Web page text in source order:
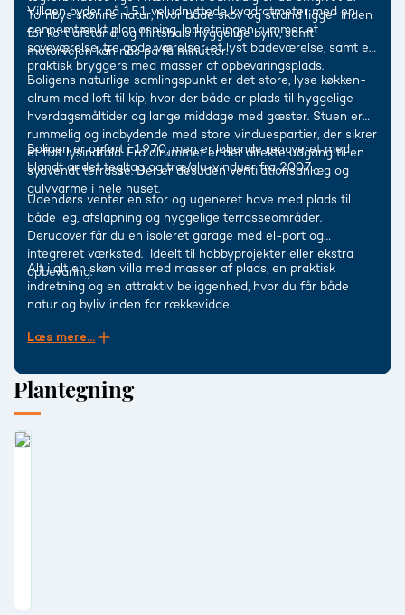
Tornbys skønne natur, hvor både skov og strand ligger inden
for kort afstand, og Hirtshals hyggelige byliv, samt
motorvejen kan nås på få minutter.
Villaen byder på 151 veludnyttede kvadratmeter med en
gennemtænkt planløsning. Indretningen rummer et
soveværelse, tre gode værelser, et lyst badeværelse, samt et
praktisk bryggers med masser af opbevaringsplads.
Boligens naturlige samlingspunkt er det store, lyse køkken-
alrum med loft til kip, hvor der både er plads til hyggelige
hverdagsmåltider og lange middage med gæster. Stuen er
rummelig og indbydende med store vinduespartier, der sikrer
et flot lysindfald. Fra alrummet er der direkte udgang til en
sydvendt terrasse. Der er desuden ventilationsanlæg og
gulvvarme i hele huset.
Boligen er opført i 1970, men er løbende renoveret med
blandt andet tegltag og træ/alu-vinduer fra 2007.
Udendørs venter en stor og ugeneret have med plads til
både leg, afslapning og hyggelige terrasseområder.
Derudover får du en isoleret garage med el-port og
integreret værksted. Ideelt til hobbyprojekter eller ekstra
opbevaring.
Alt i alt en skøn villa med masser af plads, en praktisk
indretning og en attraktiv beliggenhed, hvor du får både
natur og byliv inden for rækkevidde.
Læs mere...
Plantegning